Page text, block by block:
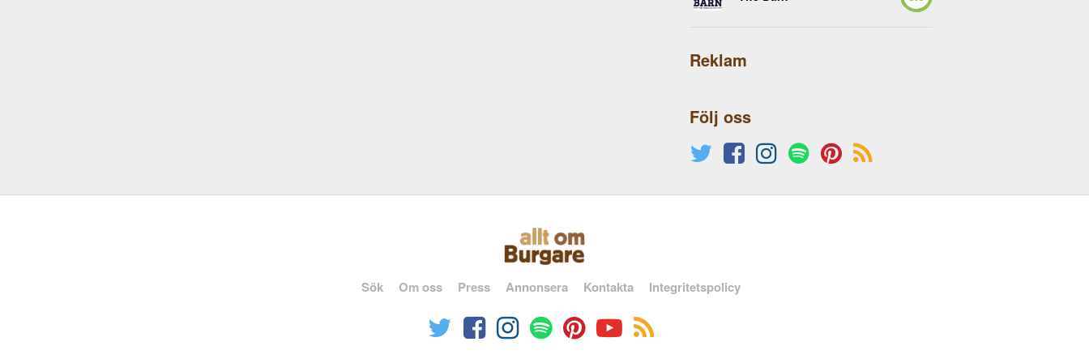
Reklam
Följ oss
Sök Om oss Press Annonsera Kontakta Integritetspolicy